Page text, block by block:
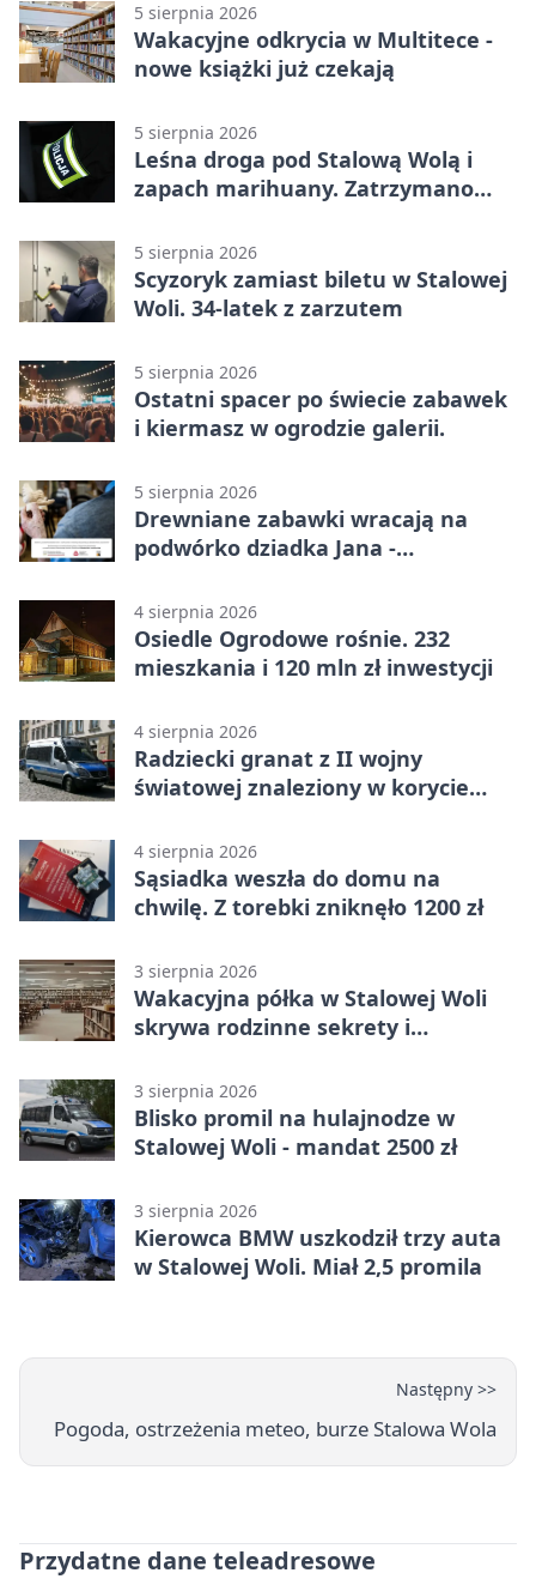
5 sierpnia 2026
Wakacyjne odkrycia w Multitece -
nowe książki już czekają
5 sierpnia 2026
Leśna droga pod Stalową Wolą i
zapach marihuany. Zatrzymano
5 sierpnia 2026
Scyzoryk zamiast biletu w Stalowej
Woli. 34-latek z zarzutem
5 sierpnia 2026
Ostatni spacer po świecie zabawek
i kiermasz w ogrodzie galerii.
5 sierpnia 2026
Drewniane zabawki wracają na
podwórko dziadka Jana -
4 sierpnia 2026
Osiedle Ogrodowe rośnie. 232
mieszkania i 120 mln zł inwestycji
4 sierpnia 2026
Radziecki granat z II wojny
światowej znaleziony w korycie
4 sierpnia 2026
Sąsiadka weszła do domu na
chwilę. Z torebki zniknęło 1200 zł
3 sierpnia 2026
Wakacyjna półka w Stalowej Woli
skrywa rodzinne sekrety i
3 sierpnia 2026
Blisko promil na hulajnodze w
Stalowej Woli - mandat 2500 zł
3 sierpnia 2026
Kierowca BMW uszkodził trzy auta
w Stalowej Woli. Miał 2,5 promila
Następny >>
Pogoda, ostrzeżenia meteo, burze Stalowa Wola
Przydatne dane teleadresowe